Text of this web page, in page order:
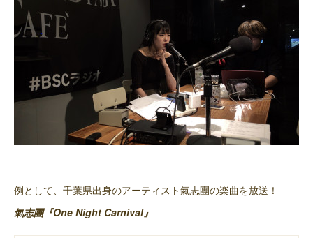
例として、千葉県出身のアーティスト氣志團の楽曲を放送！
氣志團『One Night Carnival』